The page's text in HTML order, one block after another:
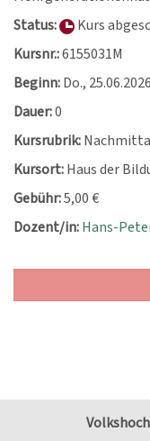
Status:
Kurs
Kursnr.:6155031M
Beginn:Do.,
Dauer:0
Kursrubrik:
Kursort:Haus der
Gebühr:5,00 €
Dozent/in:Hans-